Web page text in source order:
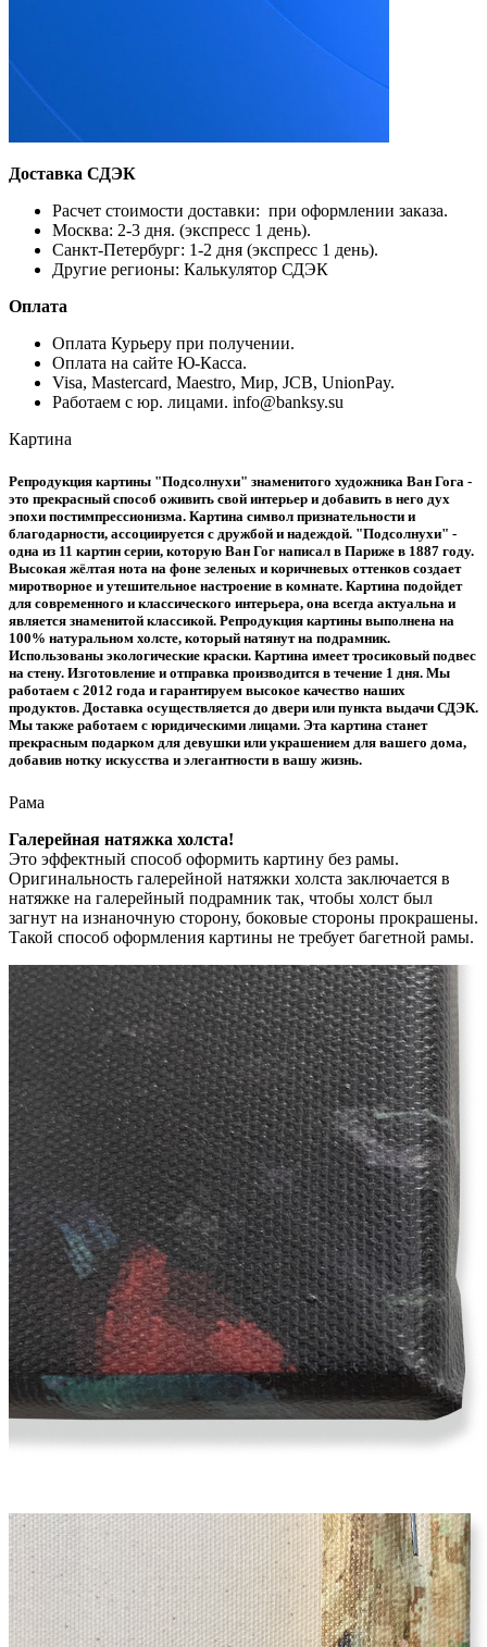
Доставка СДЭК
Расчет стоимости доставки: при оформлении заказа.
Москва: 2-3 дня. (экспресс 1 день).
Санкт-Петербург: 1-2 дня (экспресс 1 день).
Другие регионы: Калькулятор СДЭК
Оплата
Оплата Курьеру при получении.
Оплата на сайте Ю-Касса.
Visa, Mastercard, Maestro, Мир, JCB, UnionPay.
Работаем с юр. лицами. info@banksy.su
Картина
Репродукция картины "Подсолнухи" знаменитого художника Ван Гога -
это прекрасный способ оживить свой интерьер и добавить в него дух
эпохи постимпрессионизма. Картина символ признательности и
благодарности, ассоциируется с дружбой и надеждой. "Подсолнухи" -
одна из 11 картин серии, которую Ван Гог написал в Париже в 1887 году.
Высокая жёлтая нота на фоне зеленых и коричневых оттенков создает
миротворное и утешительное настроение в комнате. Картина подойдет
для современного и классического интерьера, она всегда актуальна и
является знаменитой классикой. Репродукция картины выполнена на
100% натуральном холсте, который натянут на подрамник.
Использованы экологические краски. Картина имеет тросиковый подвес
на стену. Изготовление и отправка производится в течение 1 дня. Мы
работаем с 2012 года и гарантируем высокое качество наших
продуктов. Доставка осуществляется до двери или пункта выдачи СДЭК.
Мы также работаем с юридическими лицами. Эта картина станет
прекрасным подарком для девушки или украшением для вашего дома,
добавив нотку искусства и элегантности в вашу жизнь.
Рама
Галерейная натяжка холста!
Это эффектный способ оформить картину без рамы.
Оригинальность галерейной натяжки холста заключается в
натяжке на галерейный подрамник так, чтобы холст был
загнут на изнаночную сторону, боковые стороны прокрашены.
Такой способ оформления картины не требует багетной рамы.